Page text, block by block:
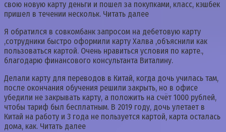
свою новую карту деньги и пошел за покупками, класс, кэшбек
пришел в течении нескольк. Читать далее
Я обратился в совкомбанк запросом на дебетовую карту
,сотрудники быстро оформили карту Халва ,объяснили как
пользоваться картой. Очень нравиться условия по карте.,
благодарю финансового консультанта Виталину.
Делали карту для переводов в Китай, когда дочь училась там,
после окончания обучения решили закрыть, но в офисе
убедили не закрывать карту, а положить на счёт 1000 рублей,
чтобы тариф был бесплатным. В 2019 году, дочь улетает в
Китай на работу и 3 года не пользуется картой, карта осталась
дома, как. Читать далее